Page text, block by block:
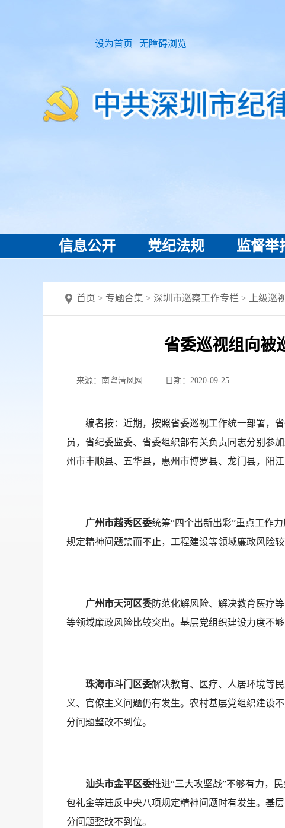
设为首页 | 无障碍浏览
信息公开 党纪法规 监督举
首页 > 专题合集 > 深圳市巡察工作专栏 > 上级巡
省委巡视组向被
来源：南粤清风网 日期：2020-09-25
编者按： 近期，按照省委巡视工作统一部署，
员，省纪委监委、省委组织部有关负责同志分别参
州市丰顺县、五华县，惠州市博罗县、龙门县，阳
广州市越秀区委统筹“四个出新出彩”重点工作
规定精神问题禁而不止，工程建设等领域廉政风险
广州市天河区委防范化解风险、解决教育医疗
等领域廉政风险比较突出。基层党组织建设力度不
珠海市斗门区委解决教育、医疗、人居环境等
义、官僚主义问题仍有发生。农村基层党组织建设
分问题整改不到位。
汕头市金平区委推进“三大攻坚战”不够有力，
包礼金等违反中央八项规定精神问题时有发生。基
分问题整改不到位。